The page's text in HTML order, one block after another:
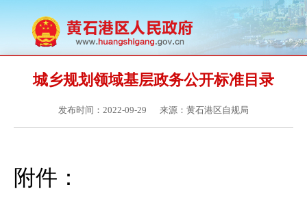
城乡规划领域基层政务公开标准目录
发布时间：2022-09-29 来源：黄石港区自规局
附件：